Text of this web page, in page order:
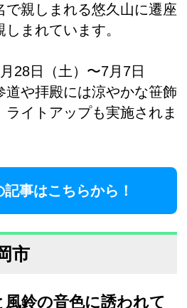
で親しまれる悠久山に遷座
まれています。
28日（土）〜7月7日
道や拝殿には涼やかな笹飾
ライトアップも実施されま
事はこちらから！
市
鈴の音色に誘われて